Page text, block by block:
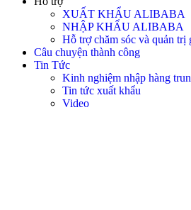
XUẤT KHẨU ALIBABA
NHẬP KHẨU ALIBABA
Hỗ trợ chăm sóc và quản trị
Câu chuyện thành công
Tin Tức
Kinh nghiệm nhập hàng
Tin tức xuất khẩu
Video